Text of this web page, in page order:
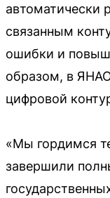
автоматически
связанным
ошибки и
образом, в
цифровой
«Мы гордимся
завершили